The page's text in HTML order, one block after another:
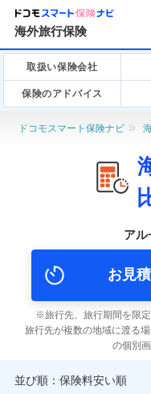
海外旅行保険
取扱い保険会社
保険のアドバイス
ドコモスマート保険ナビ
アル
お見
旅行先、旅行期間を限
旅行先が複数の地域に渡る
の個別
並び順：保険料安い順